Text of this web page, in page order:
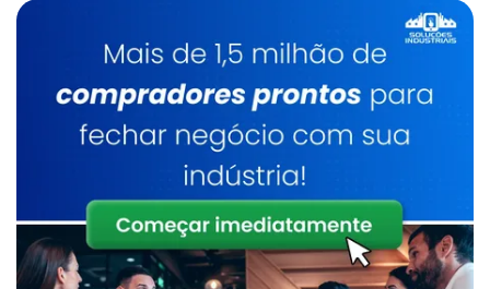
Serviço De Manutenção De Caldeiras
Industrial
Caldeirarias Em Sp
Inspeção E Manutenção De Caldeiras
Manutenção De Caldeiras Preço